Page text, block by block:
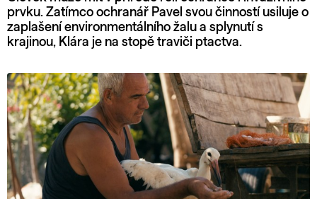
prvku. Zatímco ochranář Pavel svou činností usiluje o
zaplašení environmentálního žalu a splynutí s
krajinou, Klára je na stopě traviči ptactva.